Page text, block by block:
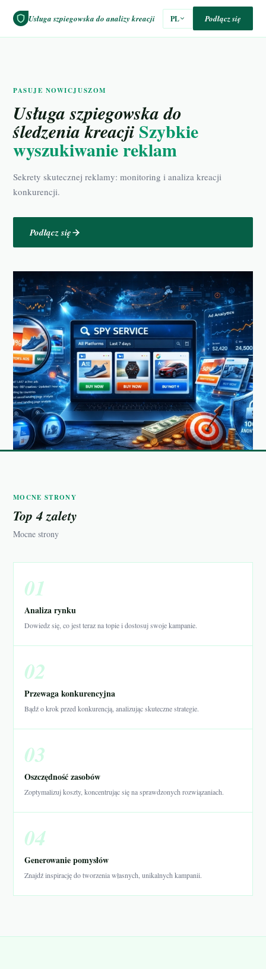
Usługa szpiegowska do analizy kreacji PL Podłącz się
PASUJE NOWICJUSZOM
Usługa szpiegowska do
śledzenia kreacji Szybkie
wyszukiwanie reklam
Sekrety skutecznej reklamy: monitoring i analiza kreacji
konkurencji.
Podłącz się
MOCNE STRONY
Top 4 zalety
Mocne strony
01
Analiza rynku
Dowiedz się, co jest teraz na topie i dostosuj swoje kampanie.
02
Przewaga konkurencyjna
Bądź o krok przed konkurencją, analizując skuteczne strategie.
03
Oszczędność zasobów
Zoptymalizuj koszty, koncentrując się na sprawdzonych rozwiązaniach.
04
Generowanie pomysłów
Znajdź inspirację do tworzenia własnych, unikalnych kampanii.